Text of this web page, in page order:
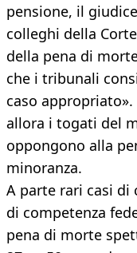
pensione, il
colleghi della
della pena di
che i tribunali
caso
allora i togati del
oppongono alla
minoranza.
A parte rari casi
di competenza
pena di morte